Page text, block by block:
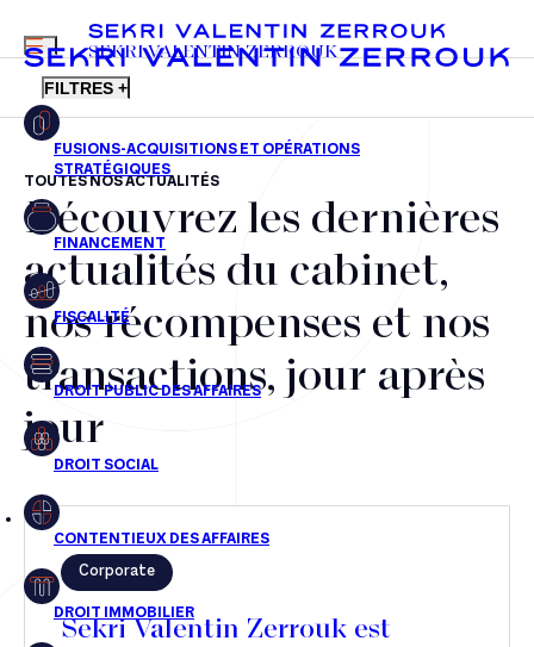
FR EN
MENU
SEKRI VALENTIN ZERROUK
FILTRES +
Fusions-acquisitions et opérations stratégiques
Financement
Fiscalité
Droit public des affaires
Droit social
Droit immobilier
Restructuring
TOUTES NOS ACTUALITÉS
Découvrez les dernières
actualités du cabinet,
nos récompenses et nos
transactions, jour après
jour
Corporate
Sekri Valentin Zerrouk est